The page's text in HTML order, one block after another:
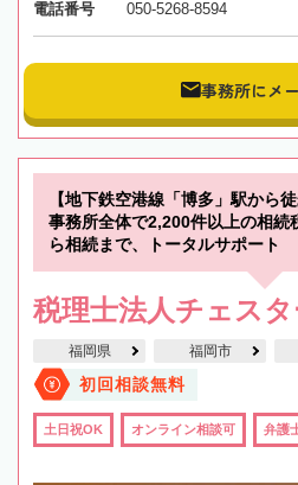
電話番号 050-5268-8594
事務所にメ
【地下鉄空港線「博多」駅から
事務所全体で2,200件以上の相続
ら相続まで、トータルサポート
税理士法人チェス
福岡県 福岡市
初回相談無料
土日祝OK オンライン相談可 弁護